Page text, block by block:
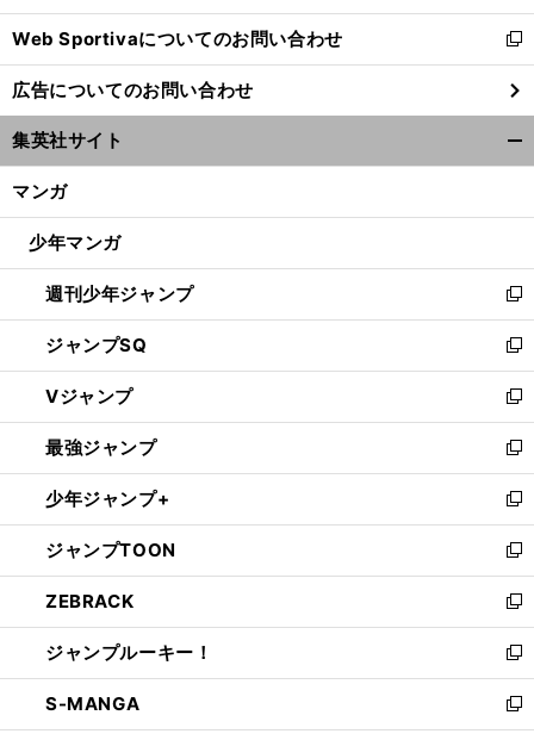
開
く
Web Sportivaについてのお問い合わせ
新
し
い
ウ
ィ
ン
ウ
開
く
広告についてのお問い合わせ
集英社サイト
マンガ
少年マンガ
週刊少年ジャンプ
新
し
い
ウ
ィ
ン
ド
ウ
で
開
く
ジャンプSQ
新
し
い
ウ
ィ
ン
ド
ウ
で
開
く
Vジャンプ
新
し
い
ウ
ィ
ン
ド
ウ
で
開
く
最強ジャンプ
新
し
い
ウ
ィ
ン
ド
ウ
で
開
く
少年ジャンプ+
新
し
い
ウ
ィ
ン
ド
ウ
で
開
ジャンプTOON
新
し
い
ウ
ィ
ン
ド
ウ
ZEBRACK
新
し
い
ウ
ィ
ン
ジャンプルーキー！
新
し
い
ウ
S-MANGA
新
し